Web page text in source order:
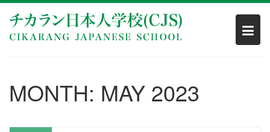
content
MONTH: MAY 2023